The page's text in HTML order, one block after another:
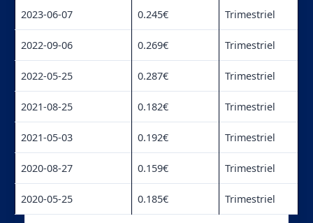
2023-06-07 0.245€ Trimestriel
2022-09-06 0.269€ Trimestriel
2022-05-25 0.287€ Trimestriel
2021-08-25 0.182€ Trimestriel
2021-05-03 0.192€ Trimestriel
2020-08-27 0.159€ Trimestriel
2020-05-25 0.185€ Trimestriel